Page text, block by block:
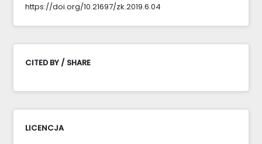
https://doi.org/10.21697/zk.2019.6.04
CITED BY / SHARE
LICENCJA